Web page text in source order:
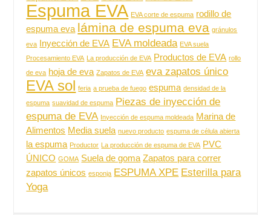
Espuma EVA EVA corte de espuma rodillo de
espuma eva lámina de espuma eva gránulos
eva
Inyección de EVA EVA moldeada EVA suela
Procesamiento EVA La producción de EVA Productos de EVA rollo
de eva hoja de eva Zapatos de EVA eva zapatos único
EVA sol feria a prueba de fuego espuma densidad de la
espuma suavidad de espuma Piezas de inyección de
espuma de EVA Inyección de espuma moldeada Marina de
Alimentos Media suela nuevo producto espuma de célula abierta
la espuma Productor La producción de espuma de EVA PVC
ÚNICO GOMA Suela de goma Zapatos para correr
zapatos únicos esponja ESPUMA XPE Esterilla para
Yoga